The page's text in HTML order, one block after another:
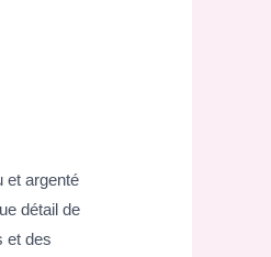
et argenté
détail de
et des